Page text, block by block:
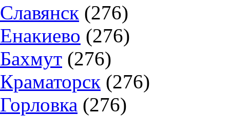
Славянск (276)
Енакиево (276)
Бахмут (276)
Краматорск (276)
Горловка (276)